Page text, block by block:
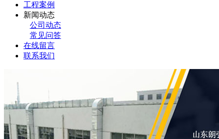
工程案例
新闻动态
公司动态
常见问答
在线留言
联系我们